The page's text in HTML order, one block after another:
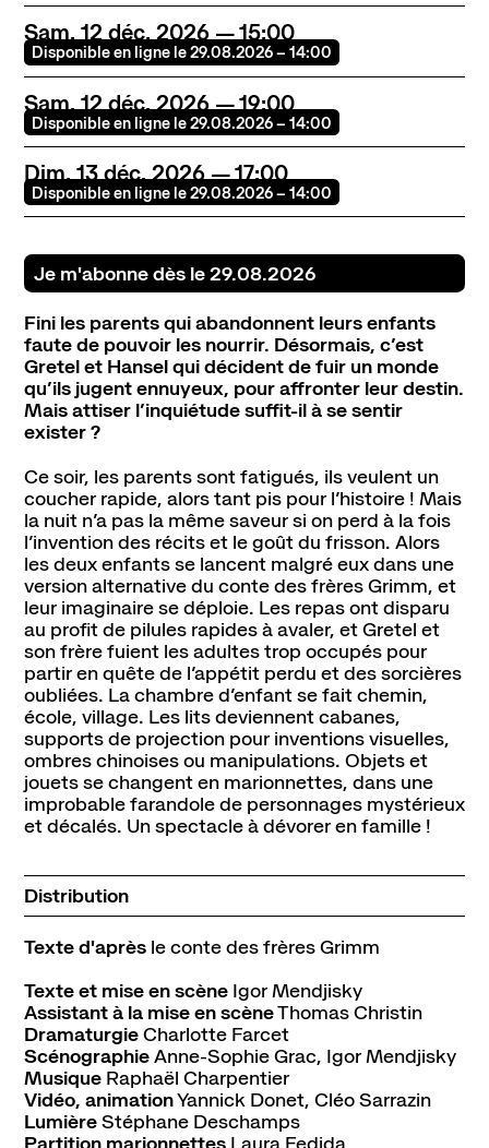
Sam. 12 déc. 2026 15:00
Disponible en ligne le 29.08.2026 – 14:00
Sam. 12 déc. 2026 19:00
Disponible en ligne le 29.08.2026 – 14:00
Dim. 13 déc. 2026 17:00
Disponible en ligne le 29.08.2026 – 14:00
Je m'abonne dès le 29.08.2026
Fini les parents qui abandonnent leurs enfants
faute de pouvoir les nourrir. Désormais, c’est
Gretel et Hansel qui décident de fuir un monde
qu’ils jugent ennuyeux, pour affronter leur destin.
Mais attiser l’inquiétude suffit-il à se sentir
exister ?
Ce soir, les parents sont fatigués, ils veulent un
coucher rapide, alors tant pis pour l’histoire ! Mais
la nuit n’a pas la même saveur si on perd à la fois
l’invention des récits et le goût du frisson. Alors
les deux enfants se lancent malgré eux dans une
version alternative du conte des frères Grimm, et
leur imaginaire se déploie. Les repas ont disparu
au profit de pilules rapides à avaler, et Gretel et
son frère fuient les adultes trop occupés pour
partir en quête de l’appétit perdu et des sorcières
oubliées. La chambre d’enfant se fait chemin,
école, village. Les lits deviennent cabanes,
supports de projection pour inventions visuelles,
ombres chinoises ou manipulations. Objets et
jouets se changent en marionnettes, dans une
improbable farandole de personnages mystérieux
et décalés. Un spectacle à dévorer en famille !
Distribution
Texte d'aprèsle conte des frères Grimm
Texte et mise en scèneIgor Mendjisky
Assistant à la mise en scèneThomas Christin
DramaturgieCharlotte Farcet
ScénographieAnne-Sophie Grac, Igor Mendjisky
MusiqueRaphaël Charpentier
Vidéo, animationYannick Donet, Cléo Sarrazin
LumièreStéphane Deschamps
ContactNewsletterRessources